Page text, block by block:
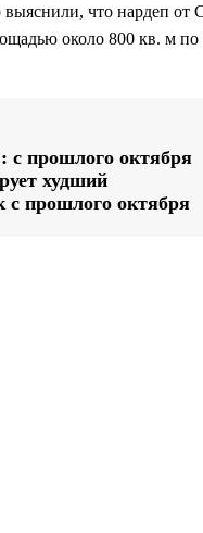
что нардеп от
около 800 кв. м
с прошлого октября
худший
с прошлого октября